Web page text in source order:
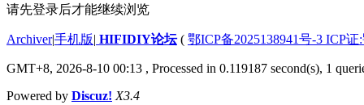
请先登录后才能继续浏览
Archiver|手机版| HIFIDIY论坛( 鄂ICP备2025138941号-3 ICP
GMT+8, 2026-8-10 00:13 , Processed in 0.119187 second(s), 1
Powered by Discuz! X3.4